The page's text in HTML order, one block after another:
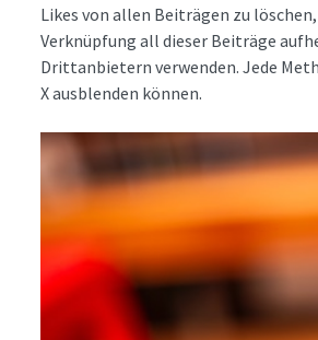
Likes von allen Beiträgen zu
Verknüpfung all dieser Beiträge
Drittanbietern verwenden. Jede
X ausblenden können.